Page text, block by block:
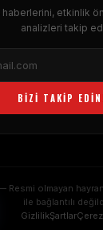
haberlerini, etkinlik
analizleri takip
BIZI TAKIP
Resmi olmayan
ile bağlantılı
GizlilikŞartlar